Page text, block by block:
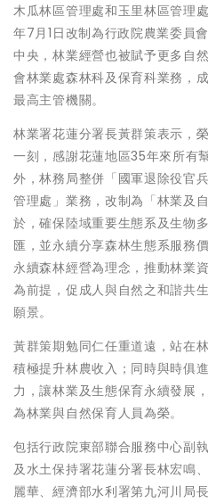
木瓜林區管理處和玉里林區管理
年7月1日改制為行政院農業委員
中央，林業經營也被賦予更多自
會林業處森林科及保育科業務，
最高主管機關。
林業署花蓮分署長黃群策表示，
一刻，感謝花蓮地區35年來所有
外，林務局整併「國軍退除役官
管理處」業務，改制為「林業及
於，確保陸域重要生態系及生物
匯，並永續分享森林生態系服務
永續森林經營為理念，推動林業
為前提，促成人與自然之和諧共
願景。
黃群策期勉同仁任重道遠，站在
積極提升林農收入；同時與時俱
力，讓林業及生態保育永續發展
為林業與自然保育人員為榮。
包括行政院東部聯合服務中心副
及水土保持署花蓮分署長林宏鳴
麗華、經濟部水利署第九河川局